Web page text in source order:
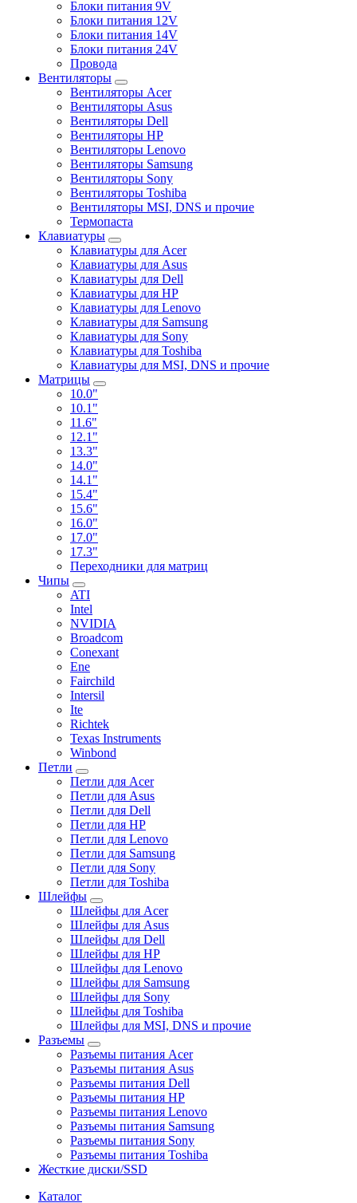
Блоки питания 9V
Блоки питания 12V
Блоки питания 14V
Блоки питания 24V
Провода
Вентиляторы
Вентиляторы Acer
Вентиляторы Asus
Вентиляторы Dell
Вентиляторы HP
Вентиляторы Lenovo
Вентиляторы Samsung
Вентиляторы Sony
Вентиляторы Toshiba
Вентиляторы MSI, DNS и прочие
Термопаста
Клавиатуры
Клавиатуры для Acer
Клавиатуры для Asus
Клавиатуры для Dell
Клавиатуры для HP
Клавиатуры для Lenovo
Клавиатуры для Samsung
Клавиатуры для Sony
Клавиатуры для Toshiba
Клавиатуры для MSI, DNS и прочие
Матрицы
10.0"
10.1"
11.6"
12.1"
13.3"
14.0"
14.1"
15.4"
15.6"
16.0"
17.0"
17.3"
Переходники для матриц
Чипы
ATI
Intel
NVIDIA
Broadcom
Conexant
Ene
Fairchild
Intersil
Ite
Richtek
Texas Instruments
Winbond
Петли
Петли для Acer
Петли для Asus
Петли для Dell
Петли для HP
Петли для Lenovo
Петли для Samsung
Петли для Sony
Петли для Toshiba
Шлейфы
Шлейфы для Acer
Шлейфы для Asus
Шлейфы для Dell
Шлейфы для HP
Шлейфы для Lenovo
Шлейфы для Samsung
Шлейфы для Sony
Шлейфы для Toshiba
Шлейфы для MSI, DNS и прочие
Разъемы
Разъемы питания Acer
Разъемы питания Asus
Разъемы питания Dell
Разъемы питания HP
Разъемы питания Lenovo
Разъемы питания Samsung
Разъемы питания Sony
Разъемы питания Toshiba
Жесткие диски/SSD
Каталог